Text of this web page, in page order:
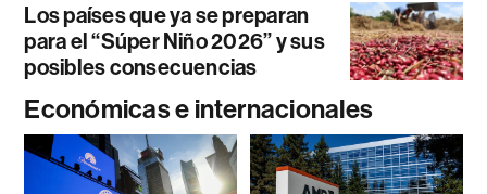
Los países que ya se preparan
para el “Súper Niño 2026” y sus
posibles consecuencias
Económicas e internacionales